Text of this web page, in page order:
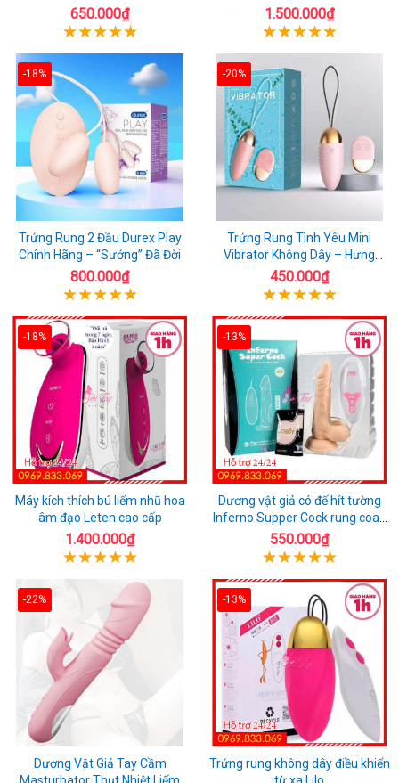
650.000₫
Thông Minh
1.500.000₫
-18%
Trứng Rung 2 Đầu Durex Play
Chính Hãng – “Sướng” Đã Đời
800.000₫
-20%
Trứng Rung Tình Yêu Mini
Vibrator Không Dây – Hưng
Phấn Mọi Nơi
450.000₫
-18%
Máy kích thích bú liếm nhũ hoa
âm đạo Leten cao cấp
1.400.000₫
-13%
Dương vật giả có đế hít tường
Inferno Supper Cock rung coay
7 chế độ
550.000₫
-22%
Dương Vật Giả Tay Cầm
Masturbator Thụt Nhiệt Liếm
-13%
Trứng rung không dây điều khiển
từ xa Lilo